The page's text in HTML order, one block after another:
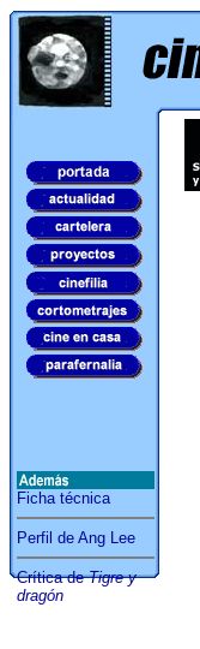
Ficha técnica
Perfil de Ang Lee
Crítica deTigre y
dragón